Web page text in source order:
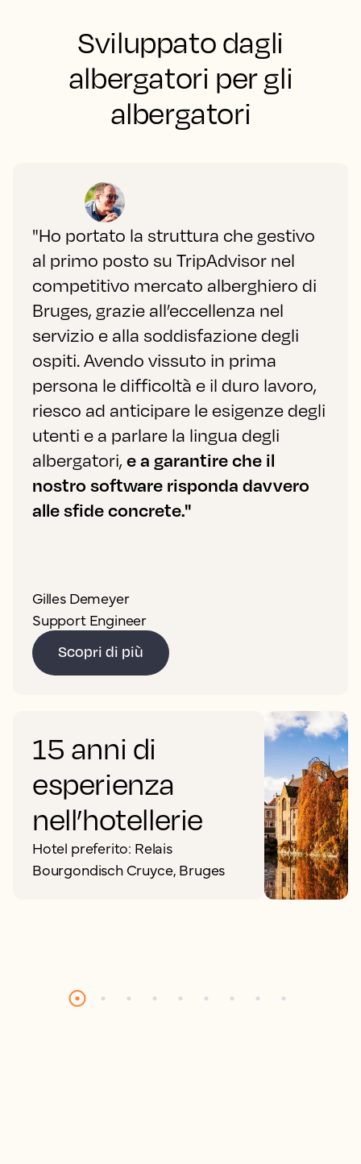
Sviluppato dagli
albergatori per gli
albergatori
"Ho portato la struttura che gestivo
al primo posto su TripAdvisor nel
competitivo mercato alberghiero di
Bruges, grazie all’eccellenza nel
servizio e alla soddisfazione degli
ospiti. Avendo vissuto in prima
persona le difficoltà e il duro lavoro,
riesco ad anticipare le esigenze degli
utenti e a parlare la lingua degli
albergatori, e a garantire che il
nostro software risponda davvero
alle sfide concrete."
Gilles Demeyer
Support Engineer
Scopri di più
15 anni di
esperienza
nell’hotellerie
Hotel preferito: Relais
Bourgondisch Cruyce, Bruges